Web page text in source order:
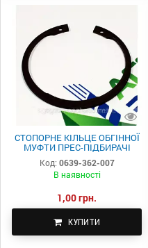
СТОПОРНЕ КІЛЬЦЕ ОБГІННОЇ
МУФТИ ПРЕС-ПІДБИРАЧІ
SIPMA 0639-362-007
Код: 0639-362-007
В наявності
1,00 грн.
КУПИТИ